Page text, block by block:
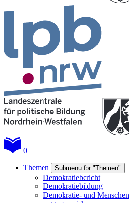
0
Themen Submenu for "Themen"
Demokratiebericht
Demokratiebildung
Demokratie- und